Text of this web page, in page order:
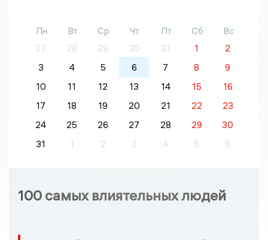
Пн Вт Ср Чт Пт Сб
Вс
27
28 29 30 31 1
2
3
4 5 6 7 8
9
10
11 12 13 14 15
16
17
18 19 20 21 22
23
24
25 26 27 28 29
30
31
1 2 3 4 5 6
100 самых влиятельных людей